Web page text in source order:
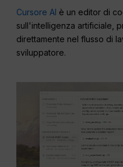
Cursore AI è un editor di
sull'intelligenza artificiale,
direttamente nel flusso di
sviluppatore.